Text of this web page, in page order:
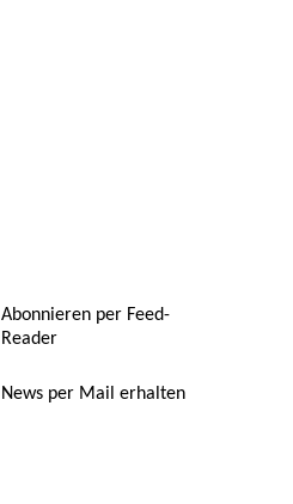
Abonnieren per Feed-
Reader
News per Mail erhalten